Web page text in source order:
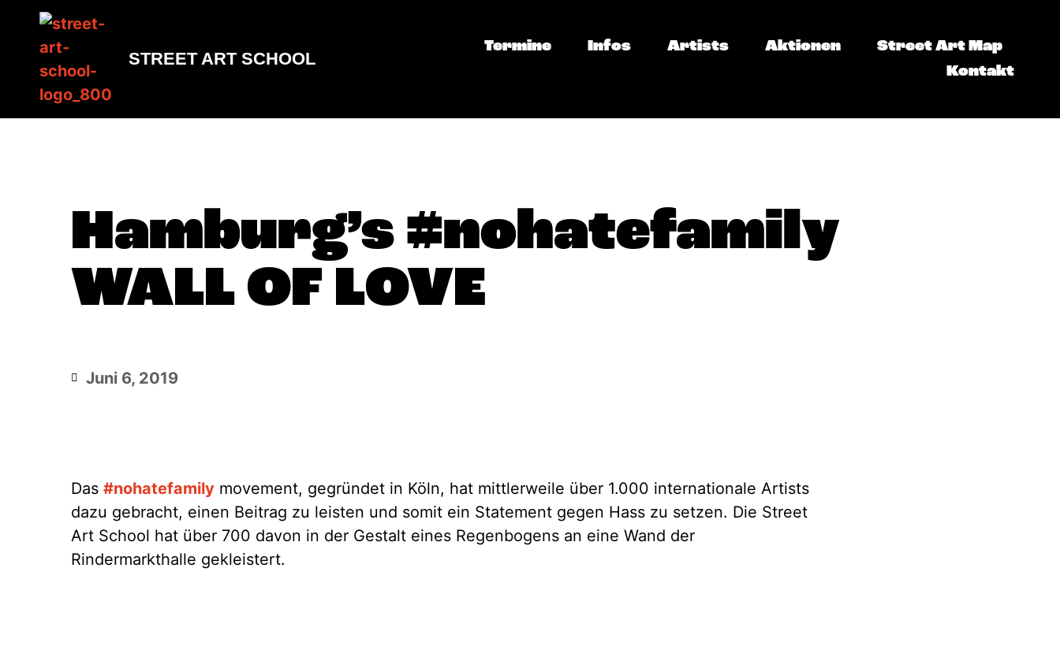
STREET ART SCHOOL
Termine Infos Artists Aktionen
Street Art Map
Kontakt
Hamburg’s #nohatefamily
WALL OF LOVE
Juni 6, 2019
Das #nohatefamily movement, gegründet in Köln, hat mittlerweile über 1.000 internationale Artists
dazu gebracht, einen Beitrag zu leisten und somit ein Statement gegen Hass zu setzen. Die Street
Art School hat über 700 davon in der Gestalt eines Regenbogens an eine Wand der
Rindermarkthalle gekleistert.